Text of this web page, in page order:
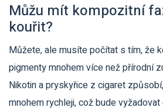
Můžu mít kompozitní
kouřit?
Můžete, ale musíte počítat s tím, že
pigmenty mnohem více než přírodní
Nikotin a pryskyřice z cigaret
mnohem rychleji, což bude